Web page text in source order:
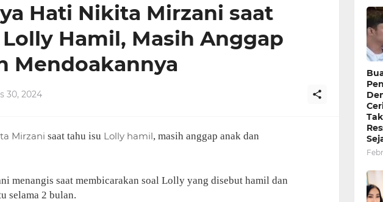
Hati Nikita Mirzani saat
Hamil, Masih Anggap
Mendoakannya
30, 2024
Mirzani saat tahu isu Lolly hamil, masih anggap anak dan
menangis saat membicarakan soal Lolly yang disebut hamil dan
selama 2 bulan.